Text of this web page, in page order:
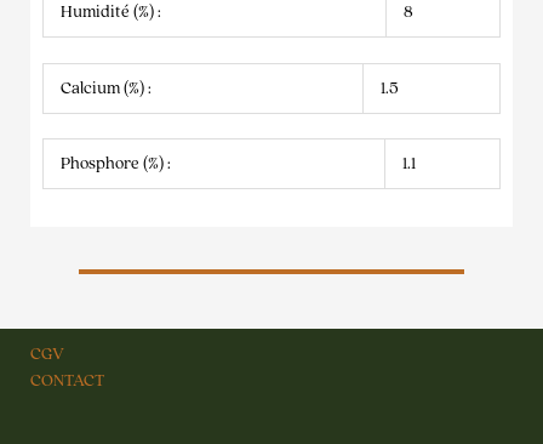
Humidité (%) : 8
Calcium (%) : 1.5
Phosphore (%) : 1.1
CGV
CONTACT